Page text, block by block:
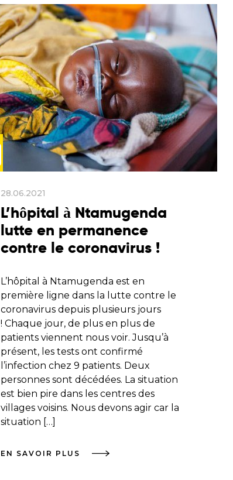
28.06.2021
L’hôpital à Ntamugenda
lutte en permanence
contre le coronavirus !
L’hôpital à Ntamugenda est en
première ligne dans la lutte contre le
coronavirus depuis plusieurs jours
! Chaque jour, de plus en plus de
patients viennent nous voir. Jusqu’à
présent, les tests ont confirmé
l’infection chez 9 patients. Deux
personnes sont décédées. La situation
est bien pire dans les centres des
villages voisins. Nous devons agir car la
situation […]
EN SAVOIR PLUS